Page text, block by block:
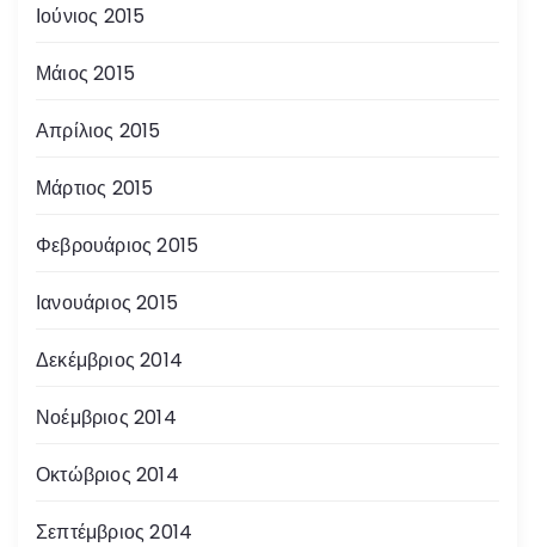
Ιούνιος 2015
Μάιος 2015
Απρίλιος 2015
Μάρτιος 2015
Φεβρουάριος 2015
Ιανουάριος 2015
Δεκέμβριος 2014
Νοέμβριος 2014
Οκτώβριος 2014
Σεπτέμβριος 2014